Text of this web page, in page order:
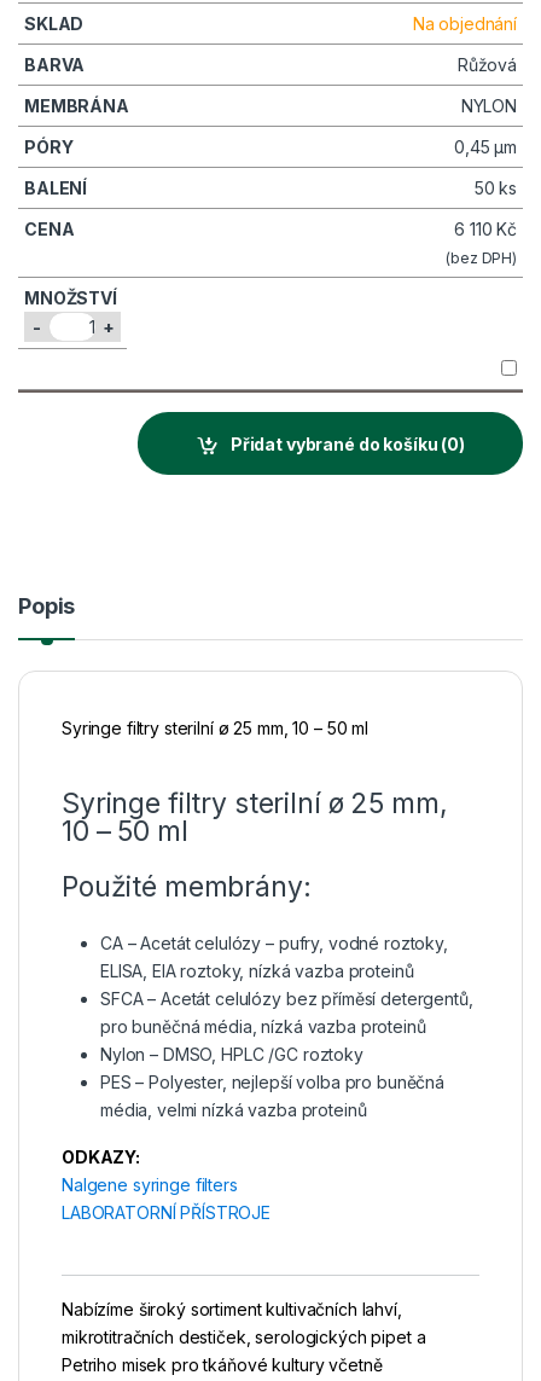
Na objednání
Růžová
NYLON
0,45 µm
50 ks
6 110Kč
(bez DPH)
- +
Přidat vybrané do košíku (0)
Popis
Syringe filtry sterilní ø 25 mm, 10 – 50 ml
Syringe filtry sterilní ø 25 mm,
10 – 50 ml
Použité membrány:
CA – Acetát celulózy – pufry, vodné roztoky,
ELISA, EIA roztoky, nízká vazba proteinů
SFCA – Acetát celulózy bez příměsí detergentů,
pro buněčná média, nízká vazba proteinů
Nylon – DMSO, HPLC /GC roztoky
PES – Polyester, nejlepší volba pro buněčná
média, velmi nízká vazba proteinů
ODKAZY:
Nalgene syringe filters
LABORATORNÍ PŘÍSTROJE
Nabízíme široký sortiment kultivačních lahví,
mikrotitračních destiček, serologických pipet a
Petriho misek pro tkáňové kultury včetně